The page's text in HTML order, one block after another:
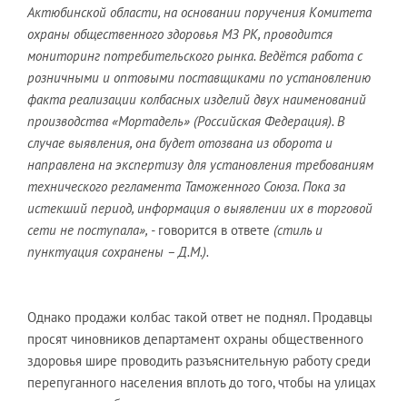
Актюбинской области, на основании поручения Комитета
охраны общественного здоровья МЗ РК, проводится
мониторинг потребительского рынка. Ведётся работа с
розничными и оптовыми поставщиками по установлению
факта реализации колбасных изделий двух наименований
производства «Мортадель» (Российская Федерация). В
случае выявления, она будет отозвана из оборота и
направлена на экспертизу для установления требованиям
технического регламента Таможенного Союза. Пока за
истекший период, информация о выявлении их в торговой
сети не поступала», - говорится в ответе (стиль и
пунктуация сохранены – Д.М.).
Однако продажи колбас такой ответ не поднял. Продавцы
просят чиновников департамент охраны общественного
здоровья шире проводить разъяснительную работу среди
перепуганного населения вплоть до того, чтобы на улицах